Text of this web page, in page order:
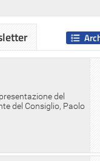
del
del Consiglio, Paolo